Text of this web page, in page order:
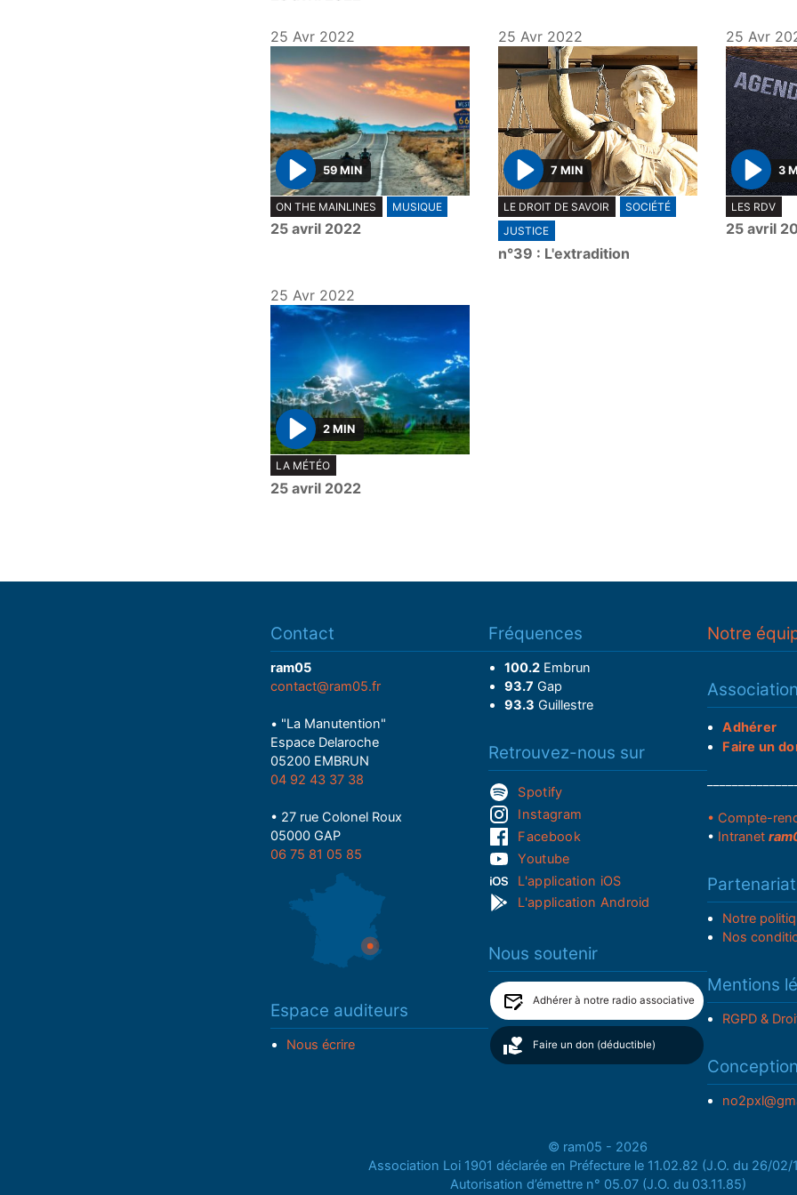
25 Avr 2022
P
l
a
59 MIN
ON THE MAINLINES MUSIQUE
25 avril 2022
25 Avr 2022
P
l
a
y
7 MIN
LE DROIT DE SAVOIR
SOCIÉTÉ
JUSTICE
n°39 : L'extradition
25 Avr
P
l
a
3
LES RDV
25 avril
25 Avr 2022
P
l
a
2 MIN
LA MÉTÉO
25 avril 2022
Contact
ram05
contact@ram05.fr
• "La Manutention"
Espace Delaroche
05200 EMBRUN
04 92 43 37 38
• 27 rue Colonel Roux
05000 GAP
06 75 81 05 85
Espace auditeurs
Nous écrire
Fréquences
100.2Embrun
93.7 Gap
93.3 Guillestre
Retrouvez-nous sur
Spotify
Instagram
Facebook
Youtube
L'application iOS
L'application Android
Nous soutenir
Adhérer à notre radio associative
Faire un don (déductible)
Notre
Association
Adhérer
Faire un
• Compte-
• Intranet
Notre
Nos
Mentions
RGPD &
© ram05 - 2026
Association Loi 1901 déclarée en Préfecture le 11.02.82 (J.O. du 26/02/
Autorisation d’émettre n° 05.07 (J.O. du 03.11.85)